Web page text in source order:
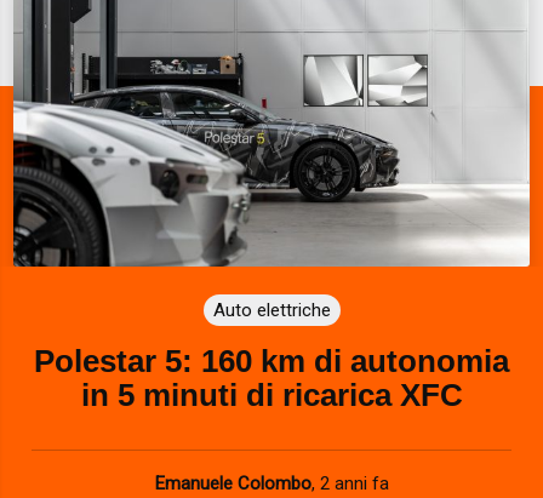
Auto elettriche
Polestar 5: 160 km di autonomia
in 5 minuti di ricarica XFC
Emanuele Colombo, 2 anni fa